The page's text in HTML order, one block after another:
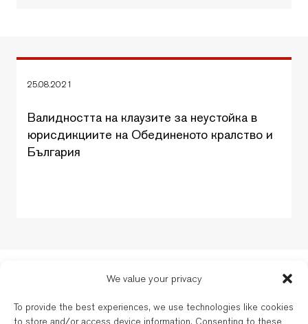
We value your privacy
To provide the best experiences, we use technologies like cookies
to store and/or access device information. Consenting to these
25.08.2021
Валидността на клаузите за неустойка в
юрисдикциите на Обединеното кралство и
България
New Balkans Law Office
Дейността на българските и международно квалифицирани адвокати на
New Balkans Law Office се регулира от съответната адвокатска колегия